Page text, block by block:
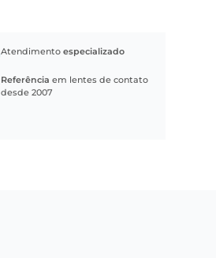
Atendimentoespecializado
Referência em lentes de contato
desde 2007